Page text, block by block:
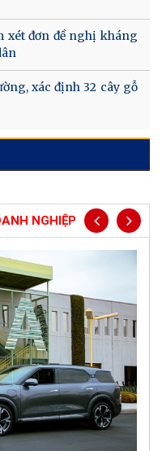
xét đơn đề nghị kháng
xác định 32 cây gỗ
NGHIỆP